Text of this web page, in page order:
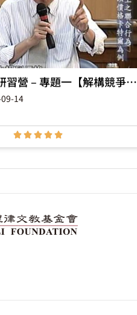
2013 理律盃研習營 – 專題一【解構競爭法上之聯合行為：以價格卡特爾為例】
14
    